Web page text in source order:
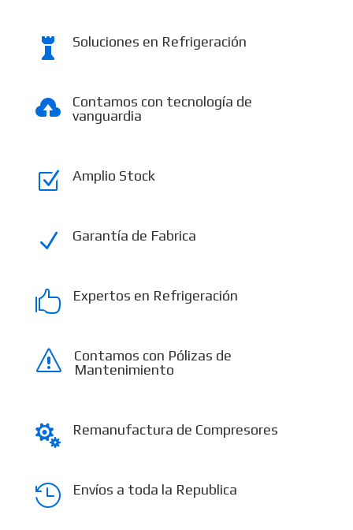
 Soluciones en Refrigeración

Contamos con tecnología de
vanguardia
Z Amplio Stock
N Garantía de Fabrica
 Expertos en Refrigeración
s
Contamos con Pólizas de
Mantenimiento
 Remanufactura de Compresores
 Envíos a toda la Republica